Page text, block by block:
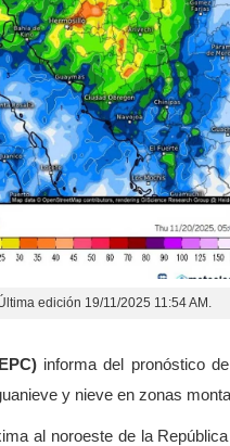
edición 19/11/2025 11:54 AM.
informa del pronóstico
y nieve en zonas
al noroeste de la